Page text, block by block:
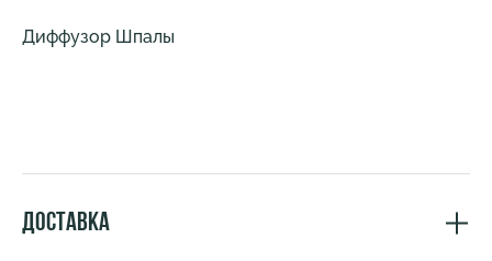
Диффузор Шпалы
Доставка